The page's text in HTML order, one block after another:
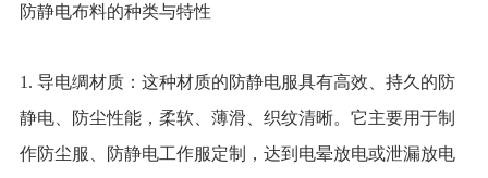
防静电布料的种类与特性
1. 导电绸材质：这种材质的防静电服具有高效、持久的防
静电、防尘性能，柔软、薄滑、织纹清晰。它主要用于制
作防尘服、防静电工作服定制，达到电晕放电或泄漏放电